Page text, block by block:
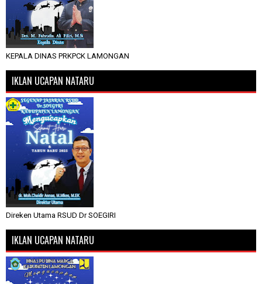
KEPALA DINAS PRKPCK LAMONGAN
IKLAN UCAPAN NATARU
Direken Utama RSUD Dr SOEGIRI
IKLAN UCAPAN NATARU